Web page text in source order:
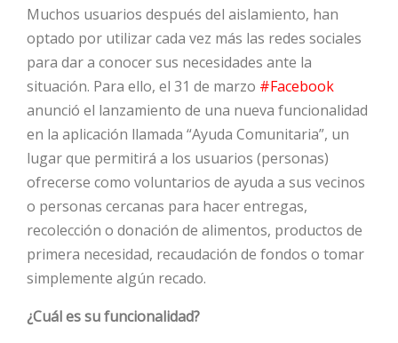
HOT
HOT
Muchos usuarios después del aislamiento, han
optado por utilizar cada vez más las redes sociales
para dar a conocer sus necesidades ante la
situación. Para ello, el 31 de marzo #Facebook
anunció el lanzamiento de una nueva funcionalidad
en la aplicación llamada “Ayuda Comunitaria”, un
lugar que permitirá a los usuarios (personas)
ofrecerse como voluntarios de ayuda a sus vecinos
o personas cercanas para hacer entregas,
recolección o donación de alimentos, productos de
primera necesidad, recaudación de fondos o tomar
simplemente algún recado.
¿Cuál es su funcionalidad?